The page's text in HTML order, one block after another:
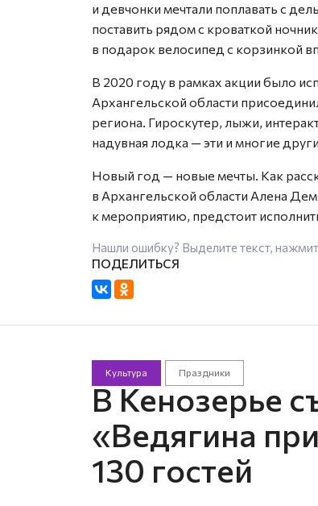
и девчонки мечтали поплавать с
поставить рядом с кроваткой
в подарок велосипед с корзинкой
В 2020 году в рамках акции было
Архангельской области
региона. Гироскутер, лыжи,
надувная лодка — эти и многие
Новый год — новые мечты. Как
в Архангельской области Алена
к мероприятию, предстоит
Нашли ошибку? Выделите текст,
Культура Праздники
В Кенозерье
«Ведягина
130 гостей